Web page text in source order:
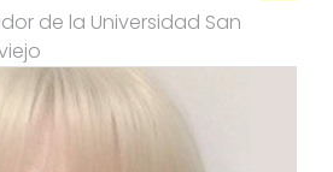
de la Universidad San